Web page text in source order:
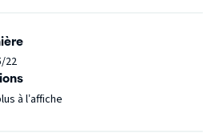
22
à l’affiche